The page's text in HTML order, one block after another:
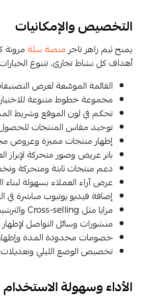
التخصيص والإمكانيات
يمنح ثيم زاهر تاجرمنصة سلةمرونة
أهداف كل نشاط تجاري. تتنوع
القائمة الموسّعة لعرض
مجموعة خطوط متنوعة
تحكم في لون الموقع وشريط
توحيد مقاس المنتجات
إظهار منتجات مميزة وعروض
بانر عريض وصور متحركة
دعم منتجات ثابتة ومتحركة
عرض آراء العملاء بسهولة لبناء
إضافة فيديو يوتيوب مباشرة في
مزايا مثل Cross-selling والترشيحات ومقارنة المنتجات تسهل قرارات الشراء
منشورات وسائل التواصل لإظهار
خصومات محدودة المدة وإظهار
تخصيص الوضع الليلي
الأداء وسهولة الاستخدام